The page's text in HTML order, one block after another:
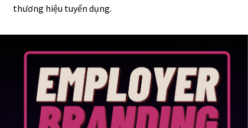
thương hiệu tuyển dụng.